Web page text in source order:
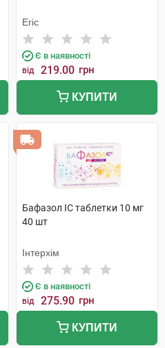
Егіс
Є в наявності
від 219.00 грн
КУПИТИ
Бафазол IC таблетки 10 мг
40 шт
Інтерхім
Є в наявності
від 275.90 грн
КУПИТИ